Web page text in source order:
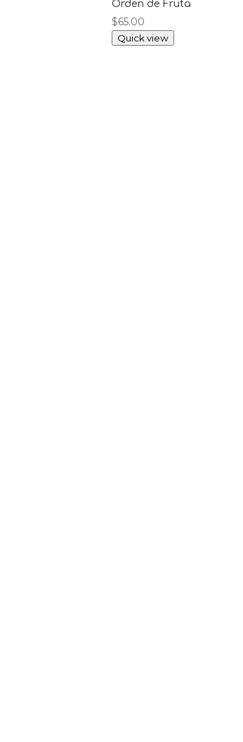
Orden de Fruta
$65.00
Quick view